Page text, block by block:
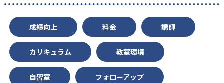
掛川西高校 61 磐田南高校 69
札幌南高校 15 札幌北高校 17
大学の合格実績
成績向上 料金 講師
カリキュラム 教室環境
自習室 フォローアップ